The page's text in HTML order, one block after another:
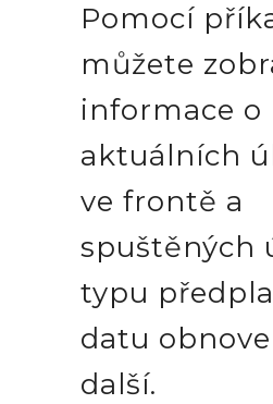
Pomocí
můžete
informace o
aktuálních
ve frontě a
spuštěných
typu
datu
další.